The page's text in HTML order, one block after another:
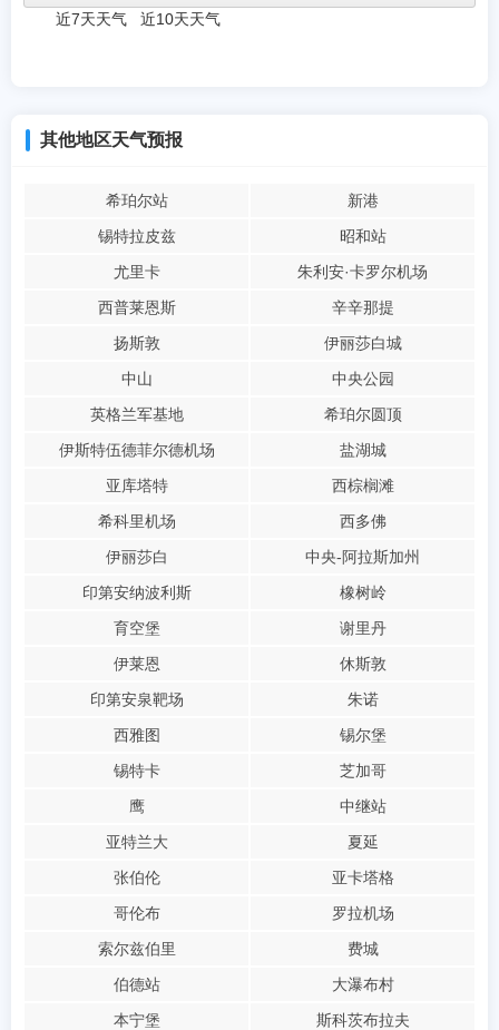
近7天天气 近10天天气
其他地区天气预报
希珀尔站
新港
锡特拉皮兹
昭和站
尤里卡
朱利安·卡罗尔机场
西普莱恩斯
辛辛那提
扬斯敦
伊丽莎白城
中山
中央公园
英格兰军基地
希珀尔圆顶
伊斯特伍德菲尔德机场
盐湖城
亚库塔特
西棕榈滩
希科里机场
西多佛
伊丽莎白
中央-阿拉斯加州
印第安纳波利斯
橡树岭
育空堡
谢里丹
伊莱恩
休斯敦
印第安泉靶场
朱诺
西雅图
锡尔堡
锡特卡
芝加哥
鹰
中继站
亚特兰大
夏延
张伯伦
亚卡塔格
哥伦布
罗拉机场
索尔兹伯里
费城
伯德站
大瀑布村
本宁堡
斯科茨布拉夫